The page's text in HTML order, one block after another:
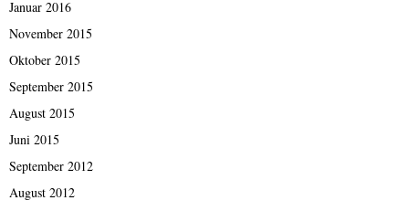
Januar 2016
November 2015
Oktober 2015
September 2015
August 2015
Juni 2015
September 2012
August 2012